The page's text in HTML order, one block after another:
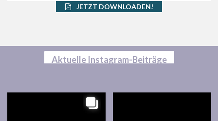
JETZT DOWNLOADEN!
Aktuelle Instagram-Beiträge